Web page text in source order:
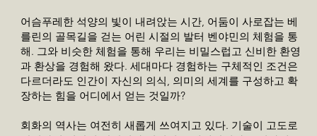
어슴푸레한 석양의 빛이 내려앉는 시간, 어둠이 사로잡는 베
를린의 골목길을 걷는 어린 시절의 발터 벤야민의 체험을 통
해. 그와 비슷한 체험을 통해 우리는 비밀스럽고 신비한 환영
과 환상을 경험해 왔다. 세대마다 경험하는 구체적인 조건은
다르더라도 인간이 자신의 의식, 의미의 세계를 구성하고 확
장하는 힘을 어디에서 얻는 것일까?
회화의 역사는 여전히 새롭게 쓰여지고 있다. 기술이 고도로